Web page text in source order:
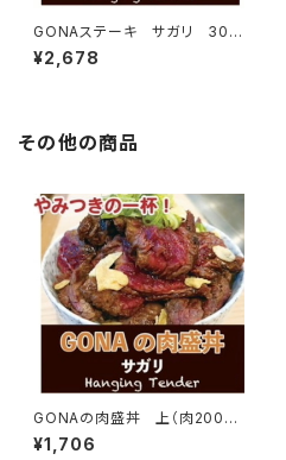
GONAステーキ サガリ 300
g
¥2,678
その他の商品
GONAの肉盛丼 上（肉200g・
ご飯300g）
¥1,706